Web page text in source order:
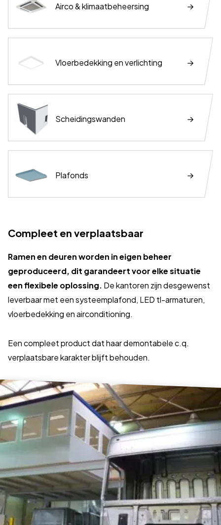
Airco & klimaatbeheersing
Vloerbedekking en verlichting
Scheidingswanden
Plafonds
Compleet en verplaatsbaar
Ramen en deuren worden in eigen beheer
geproduceerd, dit garandeert voor elke situatie
een flexibele oplossing. De kantoren zijn desgewenst
leverbaar met een systeemplafond, LED tl-armaturen,
vloerbedekking en airconditioning.
Een compleet product dat haar demontabele c.q.
verplaatsbare karakter blijft behouden.